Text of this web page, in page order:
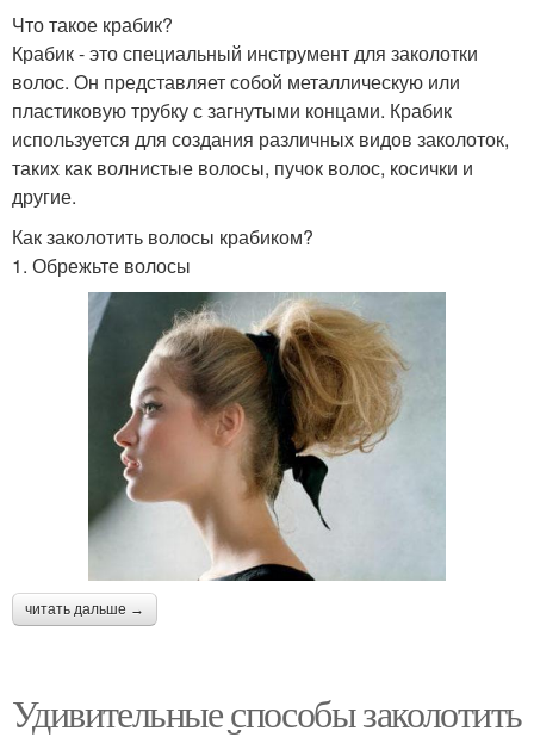
Что такое крабик?
Крабик - это специальный инструмент для заколотки
волос. Он представляет собой металлическую или
пластиковую трубку с загнутыми концами. Крабик
используется для создания различных видов заколоток,
таких как волнистые волосы, пучок волос, косички и
другие.
Как заколотить волосы крабиком?
1. Обрежьте волосы
читать дальше →
Удивительные способы заколотить